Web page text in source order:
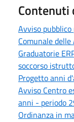
Avviso
Comunale delle
Graduatorie
soccorso
Progetto anni
Avviso Centro
anni - periodo
Ordinanza in